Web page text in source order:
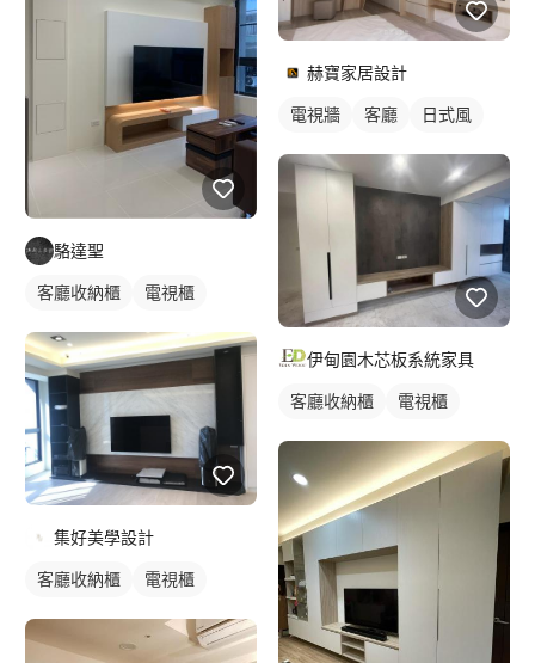
駱達聖
客廳收納櫃 電視櫃
集好美學設計
客廳收納櫃 電視櫃
赫寶家居設計
電視牆 客廳 日式風
伊甸園木芯板系統家具
客廳收納櫃 電視櫃